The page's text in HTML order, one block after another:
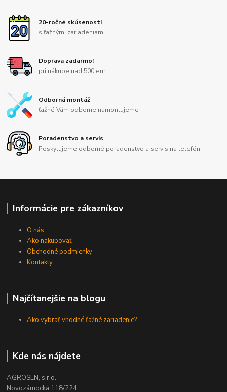
20-ročné skúsenosti
s ťažnými zariadeniami
Doprava zadarmo!
pri nákupe nad 500 eur
Odborná montáž
ťažné Vám odborne namontujeme
Poradenstvo a servis
Poskytujeme odborné poradenstvo a servis na telefón
Informácie pre zákazníkov
O nás
Ako nakupovať
Obchodné podmienky
Kontakty
Najčítanejšie na blogu
Ako vybrať vhodné ťažné zariadenie?
Kde nás nájdete
AGROSEN, s.r.o.
Novozámocká 118/224